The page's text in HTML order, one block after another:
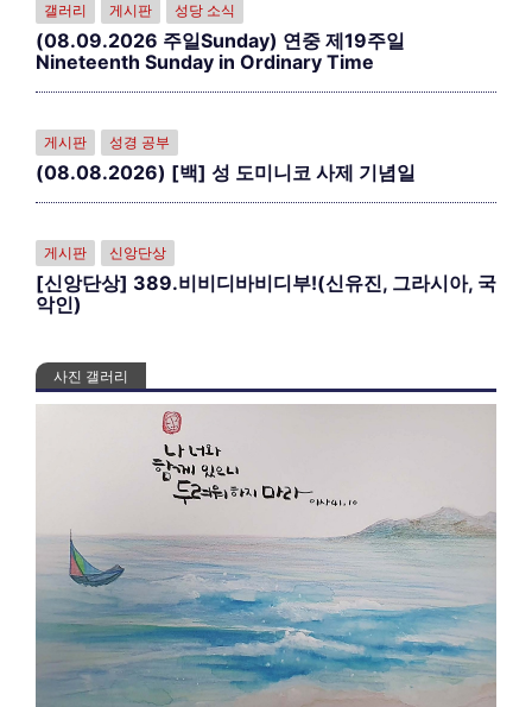
갤러리 게시판 성당 소식
(08.09.2026 주일Sunday) 연중 제19주일
Nineteenth Sunday in Ordinary Time
게시판 성경 공부
(08.08.2026) [백] 성 도미니코 사제 기념일
게시판 신앙단상
[신앙단상] 389.비비디바비디부!(신유진, 그라시아, 국
악인)
사진 갤러리